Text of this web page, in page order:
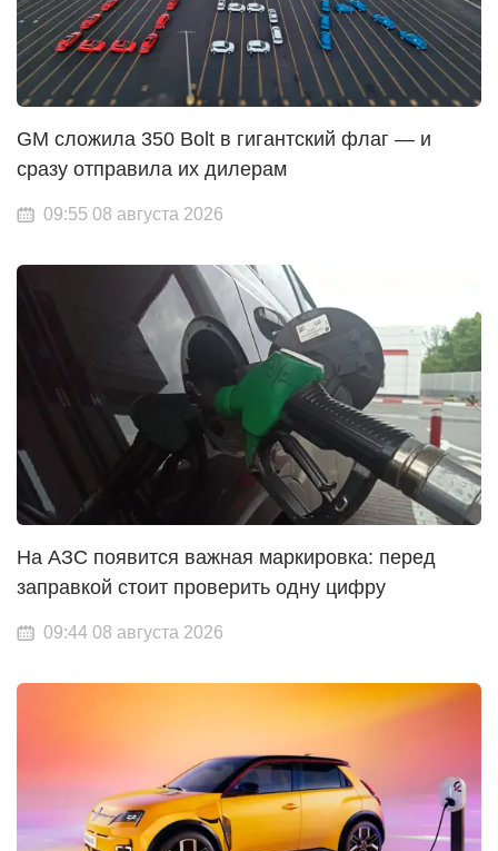
GM сложила 350 Bolt в гигантский флаг — и
сразу отправила их дилерам
09:55 08 августа 2026
На АЗС появится важная маркировка: перед
заправкой стоит проверить одну цифру
09:44 08 августа 2026